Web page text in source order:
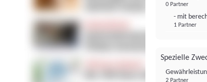
0 Partner
- mit
1 Partner
Spezielle
2 Partner